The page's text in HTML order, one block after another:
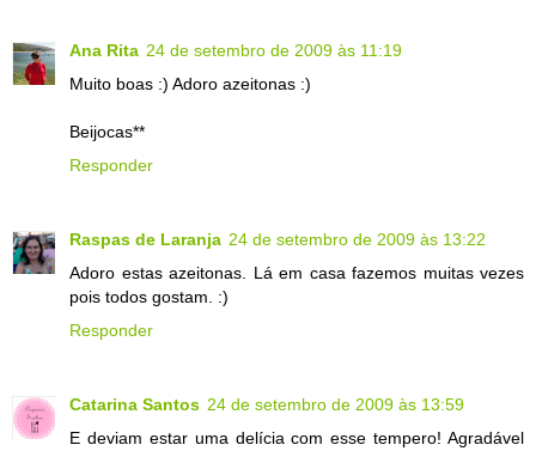
Ana Rita 24 de setembro de 2009 às 11:19
Muito boas :) Adoro azeitonas :)
Beijocas**
Responder
Raspas de Laranja 24 de setembro de 2009 às 13:22
Adoro estas azeitonas. Lá em casa fazemos muitas vezes
pois todos gostam. :)
Responder
Catarina Santos 24 de setembro de 2009 às 13:59
E deviam estar uma delícia com esse tempero! Agradável